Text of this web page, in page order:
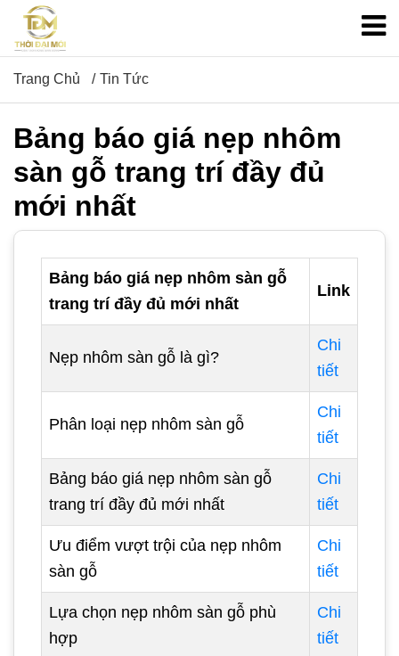
Trang Chủ Tin Tức
Bảng báo giá nẹp nhôm
sàn gỗ trang trí đầy đủ
mới nhất
Bảng báo giá nẹp nhôm sàn gỗ
trang trí đầy đủ mới nhất
Link
Nẹp nhôm sàn gỗ là gì?
Chi
tiết
Phân loại nẹp nhôm sàn gỗ
Chi
tiết
Bảng báo giá nẹp nhôm sàn gỗ
trang trí đầy đủ mới nhất
Chi
tiết
Ưu điểm vượt trội của nẹp nhôm
sàn gỗ
Chi
tiết
Lựa chọn nẹp nhôm sàn gỗ phù
hợp
Chi
tiết